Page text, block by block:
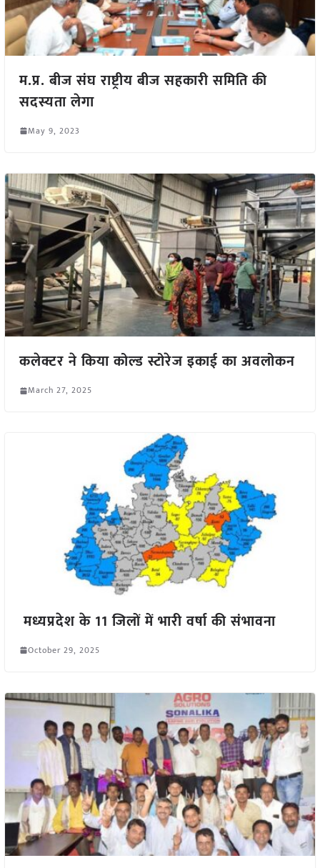
म.प्र. बीज संघ राष्ट्रीय बीज सहकारी समिति की
सदस्यता लेगा
May 9, 2023
कलेक्टर ने किया कोल्ड स्टोरेज इकाई का अवलोकन
March 27, 2025
मध्यप्रदेश के 11 जिलों में भारी वर्षा की संभावना
October 29, 2025